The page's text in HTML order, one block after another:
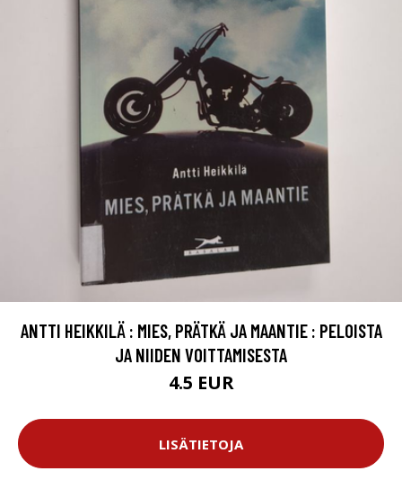
ANTTI HEIKKILÄ : MIES, PRÄTKÄ JA MAANTIE : PELOISTA
JA NIIDEN VOITTAMISESTA
4.5 EUR
LISÄTIETOJA